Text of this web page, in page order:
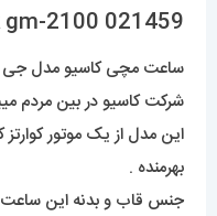
2100 021459
ساعت مچی کاسیو مدل
شرکت کاسیو در بین مردم
این مدل از یک موتور
بهرمنده .
جنس قاب و بدنه این